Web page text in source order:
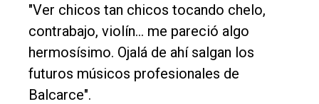
"Ver chicos tan chicos tocando chelo,
contrabajo, violín… me pareció algo
hermosísimo. Ojalá de ahí salgan los
futuros músicos profesionales de
Balcarce".